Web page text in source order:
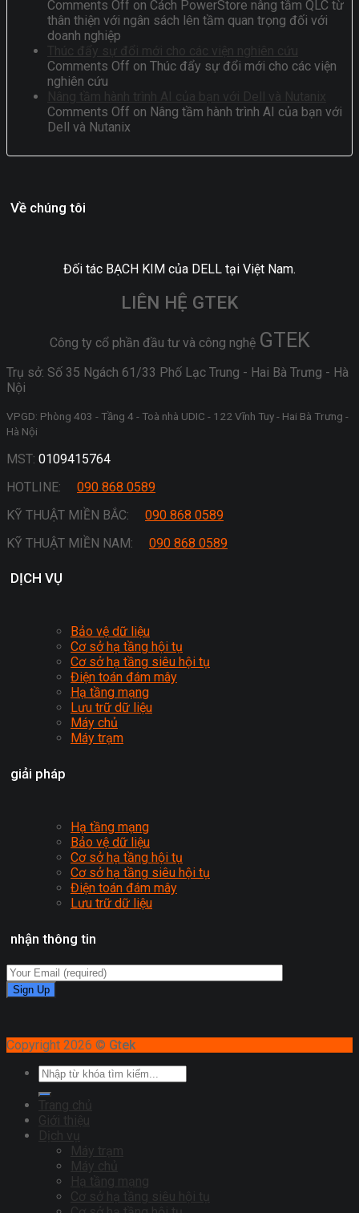
Comments Off on Cách PowerStore nâng tầm QLC từ
thân thiện với ngân sách lên tầm quan trọng đối với
doanh nghiệp
Thúc đẩy sự đổi mới cho các viện nghiên cứu
Comments Off on Thúc đẩy sự đổi mới cho các viện
nghiên cứu
Nâng tầm hành trình AI của bạn với Dell và Nutanix
Comments Off on Nâng tầm hành trình AI của bạn với
Dell và Nutanix
Về chúng tôi
Đối tác BẠCH KIM của DELL tại Việt Nam.
LIÊN HỆ GTEK
Công ty cổ phần đầu tư và công nghệ GTEK
Trụ sở: Số 35 Ngách 61/33 Phố Lạc Trung - Hai Bà Trưng - Hà
Nội
VPGD: Phòng 403 - Tầng 4 - Toà nhà UDIC - 122 Vĩnh Tuy - Hai Bà Trưng -
Hà Nội
MST: 0109415764
HOTLINE: 090 868 0589
KỸ THUẬT MIỀN BẮC: 090 868 0589
KỸ THUẬT MIỀN NAM: 090 868 0589
DỊCH VỤ
Bảo vệ dữ liệu
Cơ sở hạ tầng hội tụ
Cơ sở hạ tầng siêu hội tụ
Điện toán đám mây
Hạ tầng mạng
Lưu trữ dữ liệu
Máy chủ
Máy trạm
giải pháp
Hạ tầng mạng
Bảo vệ dữ liệu
Cơ sở hạ tầng hội tụ
Cơ sở hạ tầng siêu hội tụ
Điện toán đám mây
Lưu trữ dữ liệu
nhận thông tin
Copyright 2026 © Gtek
Trang chủ
Giới thiệu
Dịch vụ
Máy trạm
Máy chủ
Hạ tầng mạng
Cơ sở hạ tầng siêu hội tụ